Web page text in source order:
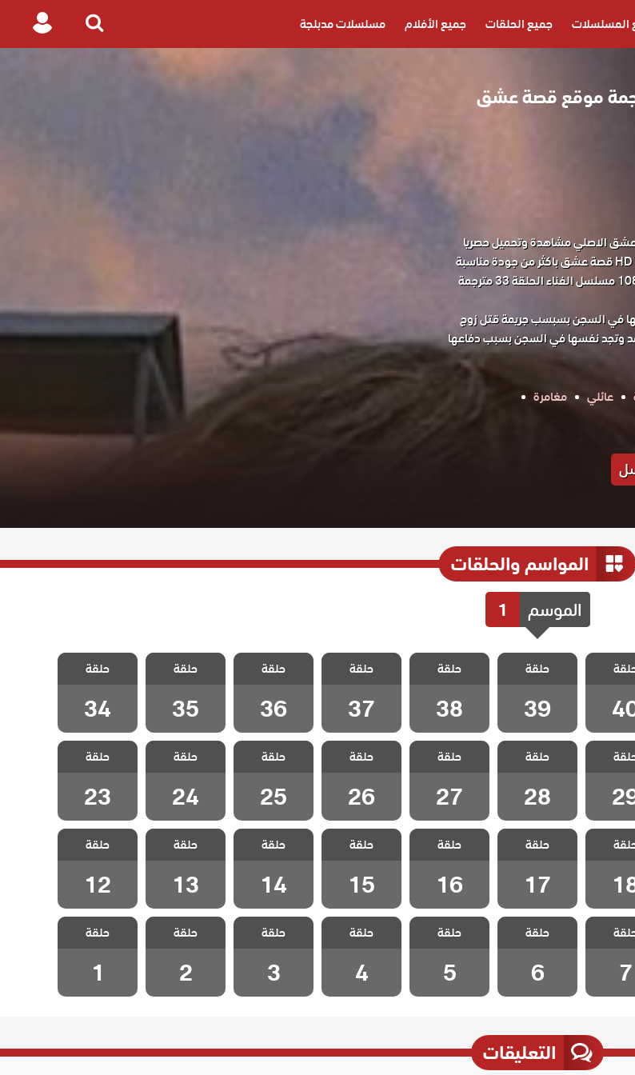
المسلسلات جميع الحلقات جميع الأفلام مسلسلات مدبلجة
Search
Login
الحلقة 33 مترجمة موقع قصة عشق
موقع قصة عشق الاصلي مشاهدة وتحميل حصريا
مسلسل الدراما التركي الفناء الحلقة 33 كاملة HD قصة عشق باكثر من جودة مناسبة
للجوال 1080P+720P+480P+360P FULL HD مسلسل الفناء الحلقة 33 مترجمة
في السجن بسبسب جريمة قتل زوج
وتجد نفسها في السجن بسبب دفاعها
عائلي
مغامرة
المواسم والحلقات
الموسم 1
الفناء
40
مسلسل الفناء
الحلقة 39
حلقة
39
مسلسل الفناء
الحلقة 38
حلقة
38
مسلسل الفناء
الحلقة 37
حلقة
37
مسلسل الفناء
الحلقة 36
حلقة
36
مسلسل الفناء
الحلقة 35
حلقة
35
مسلسل الفناء
الحلقة 34
حلقة
34
الفناء
29
مسلسل الفناء
الحلقة 28
حلقة
28
مسلسل الفناء
الحلقة 27
حلقة
27
مسلسل الفناء
الحلقة 26
حلقة
26
مسلسل الفناء
الحلقة 25
حلقة
25
مسلسل الفناء
الحلقة 24
حلقة
24
مسلسل الفناء
الحلقة 23
حلقة
23
الفناء
18
مسلسل الفناء
الحلقة 17
حلقة
17
مسلسل الفناء
الحلقة 16
حلقة
16
مسلسل الفناء
الحلقة 15
حلقة
15
مسلسل الفناء
الحلقة 14
حلقة
14
مسلسل الفناء
الحلقة 13
حلقة
13
الفناء الحلقة 12
حلقة
12
الفناء
7
7
مسلسل الفناء
الحلقة 6
حلقة
6
مسلسل الفناء
الحلقة 5
حلقة
5
مسلسل الفناء
الحلقة 4
حلقة
4
مسلسل الفناء
الحلقة 3
حلقة
3
مسلسل الفناء
الحلقة 2
حلقة
2
مسلسل الفناء
الحلقة 1
حلقة
1
التعليقات